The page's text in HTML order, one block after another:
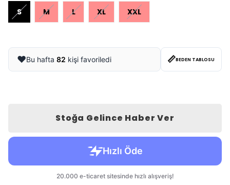
S M L XL XXL
❤️Bu hafta 82 kişi favoriledi 📏BEDEN TABLOSU
Stoğa Gelince Haber Ver